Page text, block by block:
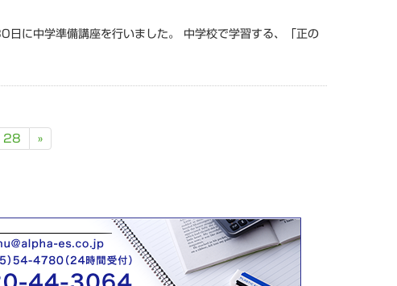
に中学準備講座を行いました。 中学校で学習する、「正の
28 »